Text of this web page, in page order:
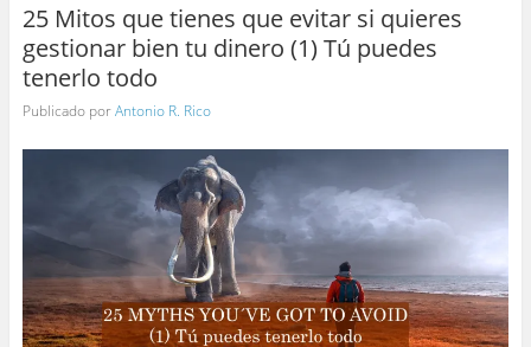
25 Mitos que tienes que evitar si quieres
gestionar bien tu dinero (1) Tú puedes
tenerlo todo
Publicado porAntonio R. Rico